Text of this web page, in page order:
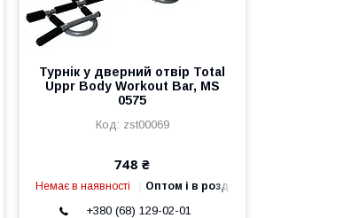
Турнік у дверний отвір Total
Uppr Body Workout Bar, MS
0575
zst00069
748 ₴
Немає в наявності Оптом і в роздріб
+380 (68) 129-02-01